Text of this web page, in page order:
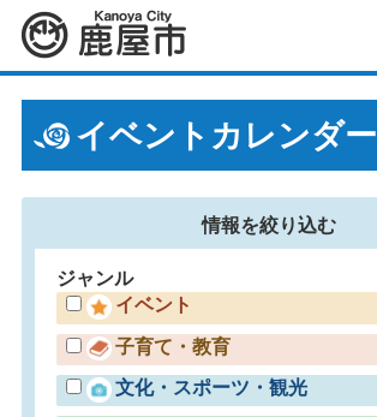
鹿屋市
イベントカレンダー
情報を絞り込む
ジャンル
イベント
子育て・教育
文化・スポーツ・観光